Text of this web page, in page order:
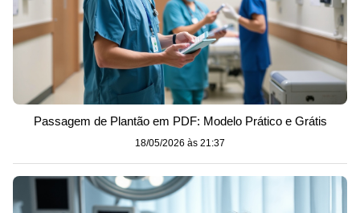
Passagem de Plantão em PDF: Modelo Prático e Grátis
18/05/2026 às 21:37